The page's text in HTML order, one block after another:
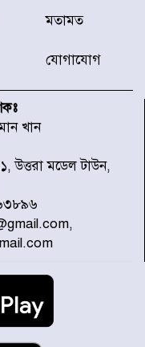
পরিবারের কাছে
ভাসছেন খিলক্ষেত
আঞ্চলিক পাসপোর্ট
দালাল চক্রের ১৩ জন
মেয়াদে সাজা প্রদান
ওমানের সঙ্গে চুক্তি
বিচার এ দেশেই
হোক না কেন,
মতামত
যোগাযোগ
খান
উত্তরা মডেল টাউন,